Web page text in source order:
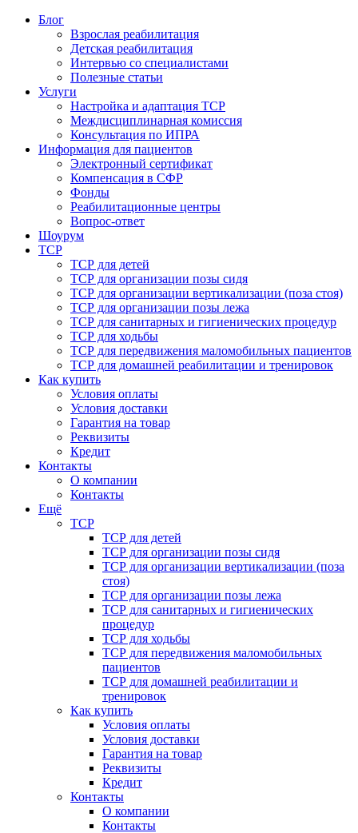
Блог
Взрослая реабилитация
Детская реабилитация
Интервью со специалистами
Полезные статьи
Услуги
Настройка и адаптация ТСР
Междисциплинарная комиссия
Консультация по ИПРА
Информация для пациентов
Электронный сертификат
Компенсация в СФР
Фонды
Реабилитационные центры
Вопрос-ответ
Шоурум
ТСР
ТСР для детей
ТСР для организации позы сидя
ТСР для организации вертикализации (поза стоя)
ТСР для организации позы лежа
ТСР для санитарных и гигиенических процедур
ТСР для ходьбы
ТСР для передвижения маломобильных пациентов
ТСР для домашней реабилитации и тренировок
Как купить
Условия оплаты
Условия доставки
Гарантия на товар
Реквизиты
Кредит
Контакты
О компании
Контакты
Ещё
ТСР
ТСР для детей
ТСР для организации позы сидя
ТСР для организации вертикализации (поза
стоя)
ТСР для организации позы лежа
ТСР для санитарных и гигиенических
процедур
ТСР для ходьбы
ТСР для передвижения маломобильных
пациентов
ТСР для домашней реабилитации и
тренировок
Как купить
Условия оплаты
Условия доставки
Гарантия на товар
Реквизиты
Кредит
Контакты
О компании
Контакты